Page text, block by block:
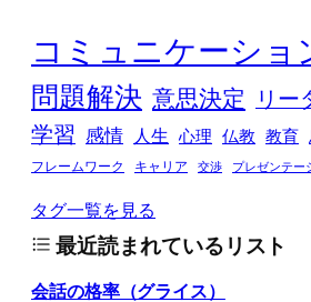
コミュニケーショ
問題解決 意思決定
リー
学習
感情 人生 心理 仏教 教育
フレームワーク
キャリア 交渉 プレゼンテー
タグ一覧を見る
最近読まれているリスト
会話の格率（グライス）